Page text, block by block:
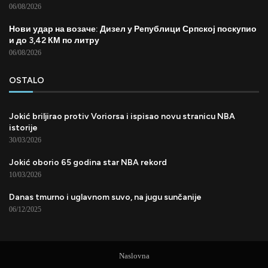
06/08/2026
Нови удар на возаче: Дизел у Републици Српској поскупио
и до 3,42 КМ по литру
06/08/2026
OSTALO
Jokić briljirao protiv Voriorsa i ispisao novu stranicu NBA
istorije
30/03/2026
Jokić oborio 65 godina star NBA rekord
10/03/2026
Danas tmurno i uglavnom suvo, na jugu sunčanije
06/12/2025
Naslovna